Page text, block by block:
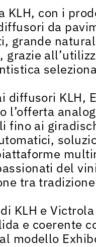
KLH, con i
da
grande
grazie
diffusori KLH,
l’offerta
fino ai
del
tra
KLH e
e coerente
modello